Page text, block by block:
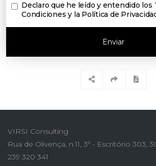
Declaro que he leído y entendido los
Condiciones y la Política de
Enviar
VIRSI Consulting
Rua de Olivença, n.11, 3º - Escritório 303,
239 320 341